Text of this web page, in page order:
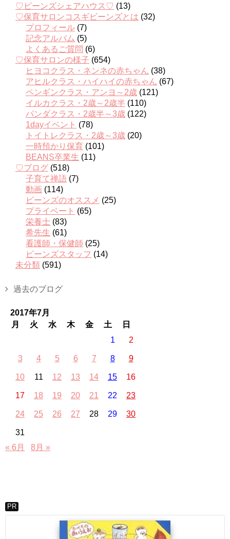
♡ビーンズシェアハウス♡ (13)
♡保育サロンコスギビーンズとは (32)
プロフィール (7)
記念アルバム (5)
よくあるご質問 (6)
♡保育サロンの様子 (654)
ヒヨコクラス・ネンネの赤ちゃん (38)
アヒルクラス・ハイハイの赤ちゃん (67)
ペンギンクラス・アンヨ～2歳 (121)
イルカクラス・2歳～2歳半 (110)
パンダクラス・2歳半～3歳 (122)
1dayイベント (78)
トイトレクラス・2歳～3歳 (20)
一時預かり保育 (101)
BEANS卒業生 (11)
♡ブログ (518)
子育て禅語 (7)
動画 (114)
ビーンズのオススメ (25)
プライベート (65)
栄養士 (83)
希先生 (61)
看護師・保健師 (25)
ビーンズスタッフ (14)
未分類 (591)
過去のブログ
2017年7月
月
火 水 木 金 土
日
1
2
3 4 5 6 7 8 9
10 11 12 13 14 15 16
17 18 19 20 21 22 23
24 25 26 27 28 29 30
31
« 6月
8月 »
PR